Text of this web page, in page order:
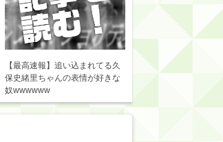
【最高速報】追い込まれてる久
保史緒里ちゃんの表情が好きな
奴wwwwww